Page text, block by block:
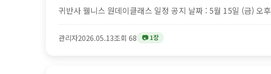
귀반사 웰니스 원데이클래스 일정 공지 날짜 : 5월 15일 (금) 오
관리자2026.05.13조회 68 📷 1장